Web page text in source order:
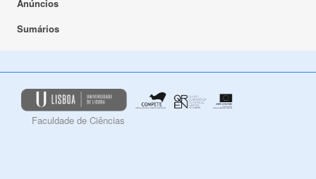
Anúncios
Sumários
Faculdade de Ciências